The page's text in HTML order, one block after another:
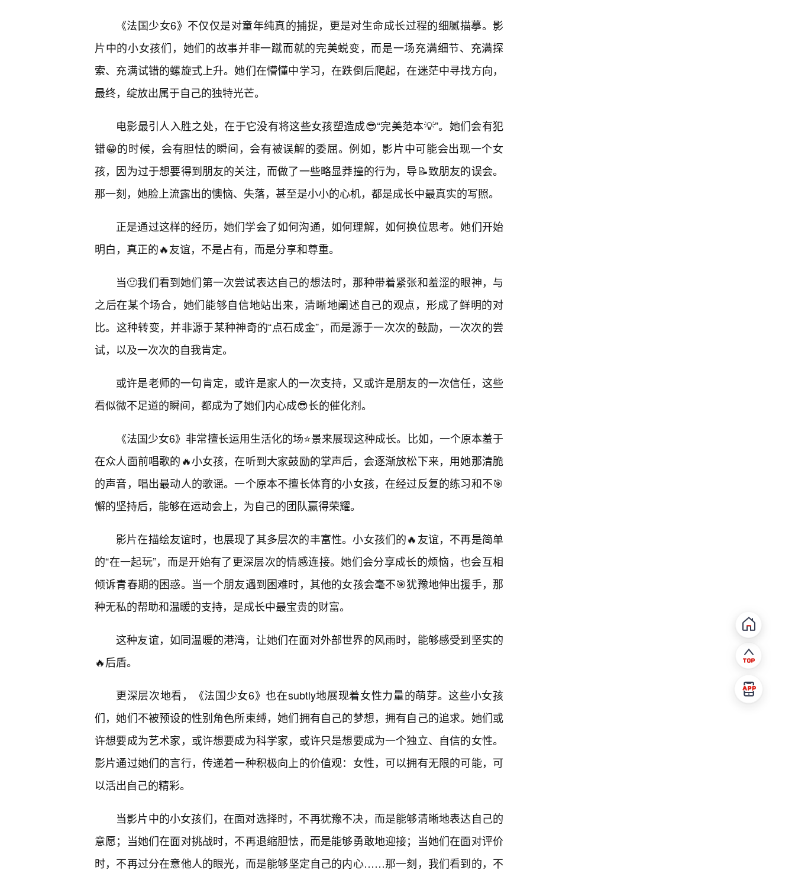
《法国少女6》不仅仅是对童年纯真的捕捉，更是对生命成长过程的细腻描摹。影
片中的小女孩们，她们的故事并非一蹴而就的完美蜕变，而是一场充满细节、充满探
索、充满试错的螺旋式上升。她们在懵懂中学习，在跌倒后爬起，在迷茫中寻找方向，
最终，绽放出属于自己的独特光芒。
电影最引人入胜之处，在于它没有将这些女孩塑造成😎“完美范本💡”。她们会有犯
错😁的时候，会有胆怯的瞬间，会有被误解的委屈。例如，影片中可能会出现一个女
孩，因为过于想要得到朋友的关注，而做了一些略显莽撞的行为，导📝致朋友的误会。
那一刻，她脸上流露出的懊恼、失落，甚至是小小的心机，都是成长中最真实的写照。
正是通过这样的经历，她们学会了如何沟通，如何理解，如何换位思考。她们开始
明白，真正的🔥友谊，不是占有，而是分享和尊重。
当🙂我们看到她们第一次尝试表达自己的想法时，那种带着紧张和羞涩的眼神，与
之后在某个场合，她们能够自信地站出来，清晰地阐述自己的观点，形成了鲜明的对
比。这种转变，并非源于某种神奇的“点石成金”，而是源于一次次的鼓励，一次次的尝
试，以及一次次的自我肯定。
或许是老师的一句肯定，或许是家人的一次支持，又或许是朋友的一次信任，这些
看似微不足道的瞬间，都成为了她们内心成😎长的催化剂。
《法国少女6》非常擅长运用生活化的场⭐景来展现这种成长。比如，一个原本羞于
在众人面前唱歌的🔥小女孩，在听到大家鼓励的掌声后，会逐渐放松下来，用她那清脆
的声音，唱出最动人的歌谣。一个原本不擅长体育的小女孩，在经过反复的练习和不🎯
懈的坚持后，能够在运动会上，为自己的团队赢得荣耀。
影片在描绘友谊时，也展现了其多层次的丰富性。小女孩们的🔥友谊，不再是简单
的“在一起玩”，而是开始有了更深层次的情感连接。她们会分享成长的烦恼，也会互相
倾诉青春期的困惑。当一个朋友遇到困难时，其他的女孩会毫不🎯犹豫地伸出援手，那
种无私的帮助和温暖的支持，是成长中最宝贵的财富。
这种友谊，如同温暖的港湾，让她们在面对外部世界的风雨时，能够感受到坚实的
🔥后盾。
更深层次地看，《法国少女6》也在subtly地展现着女性力量的萌芽。这些小女孩
们，她们不被预设的性别角色所束缚，她们拥有自己的梦想，拥有自己的追求。她们或
许想要成为艺术家，或许想要成为科学家，或许只是想要成为一个独立、自信的女性。
影片通过她们的言行，传递着一种积极向上的价值观：女性，可以拥有无限的可能，可
以活出自己的精彩。
当影片中的小女孩们，在面对选择时，不再犹豫不决，而是能够清晰地表达自己的
意愿；当她们在面对挑战时，不再退缩胆怯，而是能够勇敢地迎接；当她们在面对评价
时，不再过分在意他人的眼光，而是能够坚定自己的内心……那一刻，我们看到的，不